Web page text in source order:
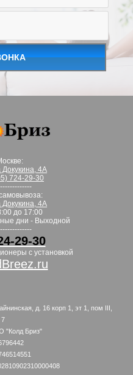
Докукина, 4А
724-29-30
Докукина, 4А
до 17:00
дни - Выходной
29-30
с установкой
д. 16 корп 1, эт 1, пом III,
7
"Колд Бриз"